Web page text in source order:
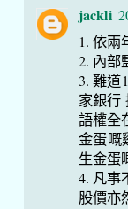
jackli
1. 依兩
2. 內部
3. 難道
家銀行
語權全
金蛋嘅
生金蛋
4. 凡事不能睇表面 很多時候都不是單一因素 油價如是 國際銀行
股價亦